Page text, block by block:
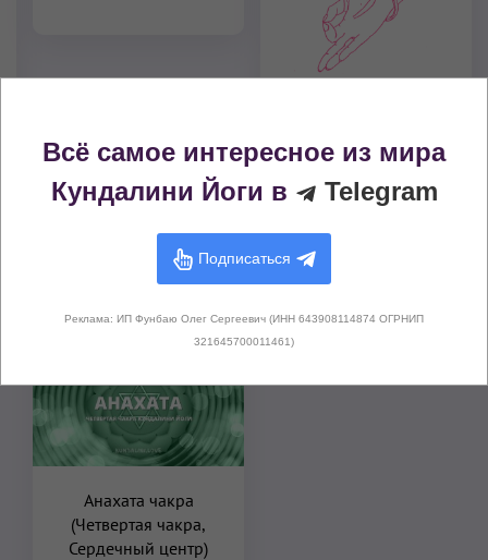
Знания)
Чакры, активируемые этой медитацией
Анахата чакра
(Четвертая чакра,
Сердечный центр)
Всё самое интересное из мира
Кундалини Йоги в
Telegram
Подписаться
Реклама: ИП Фунбаю Олег Сергеевич (ИНН 643908114874 ОГРНИП
321645700011461)